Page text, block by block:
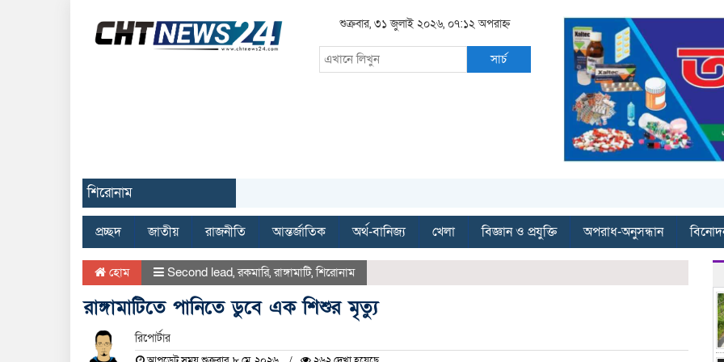
শুক্রবার, ৩১ জুলাই ২০২৬, ০৭:১২ অপরাহ্ন
সার্চ
শিরোনাম
প্রচ্ছদ জাতীয় রাজনীতি আন্তর্জাতিক অর্থ-বানিজ্য খেলা বিজ্ঞান ও প্রযুক্তি অপরাধ-অনুসন্ধান
হোম Second lead,রকমারি,রাঙ্গামাটি,শিরোনাম
রাঙ্গামাটিতে পানিতে ডুবে এক শিশুর মৃত্যু
রিপোর্টার